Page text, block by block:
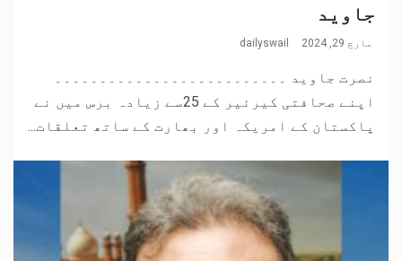
جاوید
مارچ 29, 2024 dailyswail
نصرت جاوید ۔۔۔۔۔۔۔۔۔۔۔۔۔۔۔۔۔۔۔۔۔۔۔۔۔۔
اپنے صحافتی کیرئیر کے 25سے زیادہ برس میں نے
پاکستان کے امریکہ اور بھارت کے ساتھ تعلقات...